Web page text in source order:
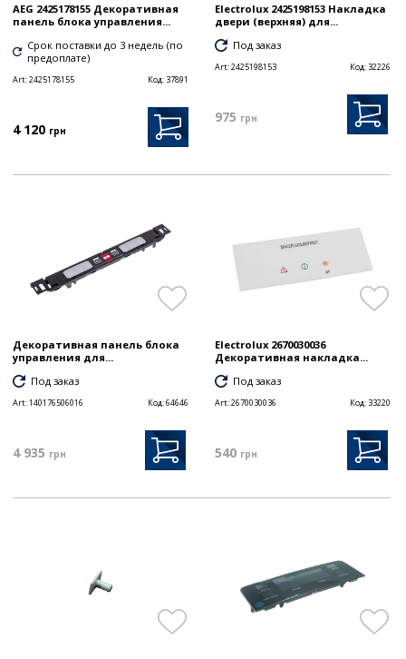
AEG 2425178155 Декоративная
панель блока управления...
Срок поставки до 3 недель (по
предоплате)
Art:2425178155 Код: 37891
4 120 грн
Electrolux 2425198153 Накладка
двери (верхняя) для...
Под заказ
Art:2425198153 Код: 32226
975 грн
Декоративная панель блока
управления для...
Под заказ
Art:140176506016 Код:64646
4 935 грн
Electrolux 2670030036
Декоративная накладка...
Под заказ
Art:2670030036 Код: 33220
540 грн